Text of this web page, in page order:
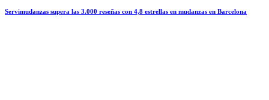
Servimudanzas supera las 3.000 reseñas con 4,8 estrellas en mudanzas en Barcelona